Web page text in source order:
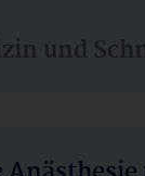
und